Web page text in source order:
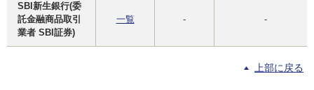
SBI新生銀行(委
託金融商品取引
業者 SBI証券)
一覧 - -
上部に戻る